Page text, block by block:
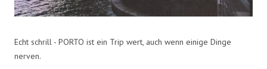
Echt schrill - PORTO ist ein Trip wert, auch wenn einige Dinge
nerven.